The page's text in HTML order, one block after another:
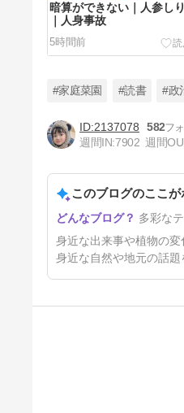
暗算ができない｜人参し
｜人身事故
5時間前
4日前
#家庭菜園 #読書 #政
2137078
582
週間IN:7902 週間
このブログのここが
多彩な
身近な出来事や植物の
身近な自然や地元の話